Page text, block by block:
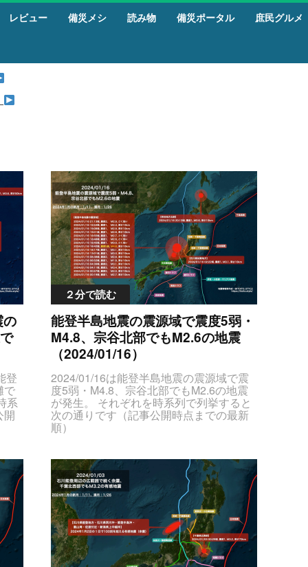
レビュー 備災メシ 読み物 備災ポータル 庶民グルメ
登
で
系
開
２分で読む
能登半島地震の震源域で震度5弱・
M4.8、宗谷北部でもM2.6の地震
（2024/01/16）
2024/01/16は能登半島地震の震源域で震度5弱・M4.8、宗谷北部でもM2.6の地震が発生。 それぞれを時系列で列挙すると次の通りです（記事公開時点までの最新順）JTNDc3R5bGUlM0V0YWJsZS50YWJsZS1lcWRhdGFzJTIwdGglN0J0ZXh0LWFsaWduJTNBY2VudGVyJTNCJTdELmNlbnRlclBvaW50JTdCdGV4dC1hbGlnbiUzQWxlZnQlM0IlN0QlM0MlMkZzdHlsZSUzRSUzQ3RhYmxlJTIwY2xhc3MlM0QlMjJ0YWJsZSUyMHRhYmxlLWVxZGF0YXMlMjIlMjBzdHlsZSUzRCUyMnRleHQtYWxpZ24lM0FjZW50ZXIlM0IlMjIlM0UlM0N0aGVhZCUzRSUzQ3RyJTIwc3R5bGUlM0QlMjJiYWNrZ3JvdW5kLWNvbG9yJTNBJTIzZGRkJTNCJTIyJTNFJTNDdGglM0UlRTclOTklQkElRTclOTQlOUYlRTYlOTclQTUlRTYlOTklODIlM0MlMkZ0aCUzRSUzQ3RoJTNFJUU5JTlDJTg3JUU2JUJBJTkwJTNDJTJGdGglM0UlM0N0aCUzRSVFOSU5QyU4NyVFNSVCQSVBNiUzQyUyRnRoJTNFJTNDdGglM0UlRTglQTYlOEYlRTYlQTglQTElM0MlMkZ0aCUzRSUzQ3RoJTNFJUU2JUI3JUIxJUUzJTgxJTk1JTNDJTJGdGglM0UlM0N0aCUzRSVFNSU4QyU5NyVFNyVCNyVBRiUyQyUyMCVFNiU5RCVCMSVFNyVCNSU4QyUzQyUyRnRoJTNFJTNDJTJGdHIlM0UlM0MlMkZ0aGVhZCUzRSUzQ3Rib2R5JTNFJTBBJTNDdHIlM0UlM0N0ZCUyMGNsYXNzJTNEJTIyZGF0ZVRpbWVPY2N1cnJlbmNlJTIyJTNFMjAyNCUyRjAxJTJGMTYlMjAyMiUzQTAyJUU5JUEwJTgzJTNDJTJGdGQlM0UlM0N0ZCUyMGNsYXNzJTNEJTIyY2VudGVyUG9pbnQlMjIlM0UlRTclOUYlQjMlRTUlQjclOUQlRTclOUMlOEMlRTglODMlQkQlRTclOTklQkIlRTUlOUMlQjAlRTYlOTYlQjklM0MlMkZ0ZCUzRSUzQ3RkJTIwY2xhc3MlM0QlMjJtYXhTZWlzbWljSW50ZW5zaXR5JTIyJTNFMiUzQyUyRnRkJTNFJTNDdGQlMjBjbGFzcyUzRCUyMm1hZ25pdHVkZSUyMiUzRU0zLjclM0MlMkZ0ZCUzRSUzQ3RkJTIwY2xhc3MlM0QlMjJkZXB0aCUyMiUzRSVFNyVCNCU4NDEwa20lM0MlMkZ0ZCUzRSUzQ3RkJTIwY2xhc3MlM0QlMjJsYXRMb25nJTIyJTNFMzcuNSUyQyUyMDEzNy4yJTNDJTJGdGQlM0UlM0MlMkZ0ciUzRSUwQSUzQ3RyJTNFJTNDdGQlMjBjbGFzcyUzRCUyMmRhdGVUaW1lT2NjdXJyZW5jZSUyMiUzRTIwMjQlMkYwMSUyRjE2JTIwMjElM0ExMyVFOSVBMCU4MyUzQyUyRnRkJTNFJTNDdGQlMjBjbGFzcyUzRCUyMmNlbnRlclBvaW50JTIyJTNFJUU3JTlGJUIzJUU1JUI3JTlEJUU3JTlDJThDJUU4JTgzJUJEJUU3JTk5JUJCJUU1JTlDJUIwJUU2JTk2JUI5JTNDJTJGdGQlM0UlM0N0ZCUyMGNsYXNzJTNEJTIybWF4U2Vpc21pY0ludGVuc2l0eSUyMiUzRTIlM0MlMkZ0ZCUzRSUzQ3RkJTIwY2xhc3MlM0QlMjJtYWduaXR1ZGUlMjIlM0VNMi45JTNDJTJGdGQlM0UlM0N0ZCUyMGNsYXNzJTNEJTIyZGVwdGglMjIlM0UlRTMlODElOTQlRTMlODElOEYlRTYlQjUlODUlRTMlODElODQlM0MlMkZ0ZCUzRSUzQ3RkJTIwY2xhc3MlM0QlMjJsYXRMb25nJTIyJTNFMzcuMiUyQyUyMDEzNi43JTNDJTJGdGQlM0UlM0MlMkZ0ciUzRSUwQSUzQ3RyJTNFJTNDdGQlMjBjbGFzcyUzRCUyMmRhdGVUaW1lT2NjdXJyZW5jZSUyMiUzRTIwMjQlMkYwMSUyRjE2JTIwMjAlM0ExMyVFOSVBMCU4MyUzQyUyRnRkJTNFJTNDdGQlMjBjbGFzcyUzRCUyMmNlbnRlclBvaW50JTIyJTNFJUU1JUFFJTk3JUU4JUIwJUI3JUU1JTlDJUIwJUU2JTk2JUI5JUU1JThDJTk3JUU5JTgzJUE4JTNDJTJGdGQlM0UlM0N0ZCUyMGNsYXNzJTNEJTIybWF4U2Vpc21pY0ludGVuc2l0eSUyMiUzRTElM0MlMkZ0ZCUzRSUzQ3RkJTIwY2xhc3MlM0QlMjJtYWduaXR1ZGUlMjIlM0VNMi42JTNDJTJGdGQlM0UlM0N0ZCUyMGNsYXNzJTNEJTIyZGVwdGglMjIlM0UlRTclQjQlODQxMGttJTNDJTJGdGQlM0UlM0N0ZCUyMGNsYXNzJTNEJTIybGF0TG9uZyUyMiUzRTQ1LjAlMkMlMjAxNDEuOCUzQyUyRnRkJTNFJTNDJTJGdHIlM0UlMEElM0N0ciUzRSUzQ3RkJTIwY2xhc3MlM0QlMjJkYXRlVGltZU9jY3VycmVuY2UlMjIlM0UyMDI0JTJGMDElMkYxNiUyMDE5JTNBNTQlRTklQTAlODMlM0MlMkZ0ZCUzRSUzQ3RkJTIwY2xhc3MlM0QlMjJjZW50ZXJQb2ludCUyMiUzRSVFNyU5RiVCMyVFNSVCNyU5RCVFNyU5QyU4QyVFOCU4MyVCRCVFNyU5OSVCQiVFNSU5QyVCMCVFNiU5NiVCOSUzQyUyRnRkJTNFJTNDdGQlMjBjbGFzcyUzRCUyMm1heFNlaXNtaWNJbnRlbnNpdHklMjIlM0UxJTNDJTJGdGQlM0UlM0N0ZCUyMGNsYXNzJTNEJTIybWFnbml0dWRlJTIyJTNFTTIuMyUzQyUyRnRkJTNFJTNDdGQlMjBjbGFzcyUzRCUyMmRlcHRoJTIyJTNFJUU3JUI0JTg0MTBrbSUzQyUyRnRkJTNFJTNDdGQlMjBjbGFzcyUzRCUyMmxhdExvbmclMjIlM0UzNy4yJTJDJTIwMTM2LjglM0MlMkZ0ZCUzRSUzQyUyRnRyJTNFJTBBJTNDdHIlM0UlM0N0ZCUyMGNsYXNzJTNEJTIyZGF0ZVRpbWVPY2N1cnJlbmNlJTIyJTNFMjAyNCUyRjAxJTJGMTYlMjAxOSUzQTA4JUU5JUEwJTgzJTNDJTJGdGQlM0UlM0N0ZCUyMGNsYXNzJTNEJTIyY2VudGVyUG9pbnQlMjIlM0UlRTglODMlQkQlRTclOTklQkIlRTUlOEQlOEElRTUlQjMlQjYlRTYlQjIlOTYlM0MlMkZ0ZCUzRSUzQ3RkJTIwY2xhc3MlM0QlMjJtYXhTZWlzbWljSW50ZW5zaXR5JTIyJTNFMSUzQyUyRnRkJTNFJTNDdGQlMjBjbGFzcyUzRCUyMm1hZ25pdHVkZSUyMiUzRU0yLjklM0MlMkZ0ZCUzRSUzQ3RkJTIwY2xhc3MlM0QlMjJkZXB0aCUyMiUzRSVFNyVCNCU4NDEwa20lM0MlMkZ0ZCUzRSUzQ3RkJTIwY2xhc3MlM0QlMjJsYXRMb25nJTIyJTNFMzcuNSUyQyUyMDEzNy4wJTNDJTJGdGQlM0UlM0MlMkZ0ciUzRSUwQSUzQ3RyJTNFJTNDdGQlMjBjbGFzcyUzRCUyMmRhdGVUaW1lT2NjdXJyZW5jZSUyMiUzRTIwMjQlMkYwMSUyRjE2JTIwMTklM0EwMSVFOSVBMCU4MyUzQyUyRnRkJTNFJTNDdGQlMjBjbGFzcyUzRCUyMmNlbnRlclBvaW50JTIyJTNFJUU3JTlGJUIzJUU1JUI3JTlEJUU3JTlDJThDJUU4JTgzJUJEJUU3JTk5JUJCJUU1JTlDJUIwJUU2JTk2JUI5JTNDJTJGdGQlM0UlM0N0ZCUyMGNsYXNzJTNEJTIybWF4U2Vpc21pY0ludGVuc2l0eSUyMiUzRTElM0MlMkZ0ZCUzRSUzQ3RkJTIwY2xhc3MlM0QlMjJtYWduaXR1ZGUlMjIlM0VNMi44JTNDJTJGdGQlM0UlM0N0ZCUyMGNsYXNzJTNEJTIyZGVwdGglMjIlM0UlRTclQjQlODQxMGttJTNDJTJGdGQlM0UlM0N0ZCUyMGNsYXNzJTNEJTIybGF0TG9uZyUyMiUzRTM3LjIlMkMlMjAxMzYuNyUzQyUyRnRkJTNFJTNDJTJGdHIlM0UlMEElM0N0ciUzRSUzQ3RkJTIwY2xhc3MlM0QlMjJkYXRlVGltZU9jY3VycmVuY2UlMjIlM0UyMDI0JTJGMDElMkYxNiUyMDE4JTNBNTAlRTklQTAlODMlM0MlMkZ0ZCUzRSUzQ3RkJTIwY2xhc3MlM0QlMjJjZW50ZXJQb2ludCUyMiUzRSVFNyU5RiVCMyVFNSVCNyU5RCVFNyU5QyU4QyVFOCU4MyVCRCVFNyU5OSVCQiVFNSU5QyVCMCVFNiU5NiVCOSUzQyUyRnRkJTNFJTNDdGQlMjBjbGFzcyUzRCUyMm1heFNlaXNtaWNJbnRlbnNpdHklMjIlM0UxJTNDJTJGdGQlM0UlM0N0ZCUyMGNsYXNzJTNEJTIybWFnbml0dWRlJTIyJTNFTTIuNyUzQyUyRnRkJTNFJTNDdGQlMjBjbGFzcyUzRCUyMmRlcHRoJTIyJTNFJUUzJTgxJTk0JUUzJTgxJThGJUU2JUI1JTg1JUUzJTgxJTg0JTNDJTJGdGQlM0UlM0N0ZCUyMGNsYXNzJTNEJTIybGF0TG9uZyUyMiUzRTM3LjElMkMlMjAxMzYuOCUzQyUyRnRkJTNFJTNDJTJGdHIlM0UlMEElM0N0ciUzRSUzQ3RkJTIwY2xhc3MlM0QlMjJkYXRlVGltZU9jY3VycmVuY2UlMjIlM0UyMDI0JTJGMDElMkYxNiUyMDE4JTNBNDglRTklQTAlODMlM0MlMkZ0ZCUzRSUzQ3RkJTIwY2xhc3MlM0QlMjJjZW50ZXJQb2ludCUyMiUzRSVFOCU4MyVCRCVFNyU5OSVCQiVFNSU4RCU4QSVFNSVCMyVCNiVFNiVCMiU5NiUzQyUyRnRkJTNFJTNDdGQlMjBjbGFzcyUzRCUyMm1heFNlaXNtaWNJbnRlbnNpdHklMjIlM0UxJTNDJTJGdGQlM0UlM0N0ZCUyMGNsYXNzJTNEJTIybWFnbml0dWRlJTIyJTNFTTIuNiUzQyUyRnRkJTNFJTNDdGQlMjBjbGFzcyUzRCUyMmRlcHRoJTIyJTNFJUUzJTgxJTk0JUUzJTgxJThGJUU2JUI1JTg1JUUzJTgxJTg0JTNDJTJGdGQlM0UlM0N0ZCUyMGNsYXNzJTNEJTIybGF0TG9uZyUyMiUzRTM3LjElMkMlMjAxMzYuNyUzQyUyRnRkJTNFJTNDJTJGdHIlM0UlMEElM0N0ciUzRSUzQ3RkJTIwY2xhc3MlM0QlMjJkYXRlVGltZU9jY3VycmVuY2UlMjIlM0UyMDI0JTJGMDElMkYxNiUyMDE4JTNBNDUlRTklQTAlODMlM0MlMkZ0ZCUzRSUzQ3RkJTIwY2xhc3MlM0QlMjJjZW50ZXJQb2ludCUyMiUzRSVFOCU4MyVCRCVFNyU5OSVCQiVFNSU4RCU4QSVFNSVCMyVCNiVFNiVCMiU5NiUzQyUyRnRkJTNFJTNDdGQlMjBjbGFzcyUzRCUyMm1heFNlaXNtaWNJbnRlbnNpdHklMjIlM0UxJTNDJTJGdGQlM0UlM0N0ZCUyMGNsYXNzJTNEJTIybWFnbml0dWRlJTIyJTNFTTMuMCUzQyUyRnRkJTNFJTNDdGQlMjBjbGFzcyUzRCUyMmRlcHRoJTIyJTNFJUUzJTgxJTk0JUUzJTgxJThGJUU2JUI1JTg1JUUzJTgxJTg0JTNDJTJGdGQlM0UlM0N0ZCUyMGNsYXNzJTNEJTIybGF0TG9uZyUyMiUzRTM3LjElMkMlMjAxMzYuNyUzQyUyRnRkJTNFJTNDJTJGdHIlM0UlMEElM0N0ciUzRSUzQ3RkJTIwY2xhc3MlM0QlMjJkYXRlVGltZU9jY3VycmVuY2UlMjIlM0UyMDI0JTJGMDElMkYxNiUyMDE4JTNBNDIlRTklQTAlODMlM0MlMkZ0ZCUzRSUzQ3RkJTIwY2xhc3MlM0QlMjJjZW50ZXJQb2ludCUyMiUzRSVFNyU5RiVCMyVFNSVCNyU5RCVFNyU5QyU4QyVFOCU4MyVCRCVFNyU5OSVCQiVFNSU5QyVCMCVFNiU5NiVCOSUzQyUyRnRkJTNFJTNDdGQlMjBjbGFzcyUzRCUyMm1heFNlaXNtaWNJbnRlbnNpdHklMjIlM0UlM0NzcGFuJTIwc3R5bGUlM0QlMjJjb2xvciUzQSUyM2YwMCUzQiUyMiUzRTUlRTUlQkMlQjElM0MlMkZzcGFuJTNFJTNDJTJGdGQlM0UlM0N0ZCUyMGNsYXNzJTNEJTIybWFnbml0dWRlJTIyJTNFJTNDc3BhbiUyMHN0eWxlJTNEJTIyY29sb3IlM0ElMjNmZjc4MDAlM0IlMjIlM0VNNC44JTNDJTJGc3BhbiUzRSUzQyUyRnRkJTNFJTNDdGQlMjBjbGFzcyUzRCUyMmRlcHRoJTIyJTNFJUU3JUI0JTg0MTBrbSUzQyUyRnRkJTNFJTNDdGQlMjBjbGFzcyUzRCUyMmxhdExvbmclMjIlM0UzNy4yJTJDJTIwMTM2LjclM0MlMkZ0ZCUzRSUzQyUyRnRyJTNFJTBBJTNDdHIlM0UlM0N0ZCUyMGNsYXNzJTNEJTIyZGF0ZVRpbWVPY2N1cnJlbmNlJTIyJTNFMjAyNCUyRjAxJTJGMTYlMjAxOCUzQTE3JUU5JUEwJTgzJTNDJTJGdGQlM0UlM0N0ZCUyMGNsYXNzJTNEJTIyY2VudGVyUG9pbnQlMjIlM0UlRTclOUYlQjMlRTUlQjclOUQlRTclOUMlOEMlRTglODMlQkQlRTclOTklQkIlRTUlOUMlQjAlRTYlOTYlQjklM0MlMkZ0ZCUzRSUzQ3RkJTIwY2xhc3MlM0QlMjJtYXhTZWlzbWljSW50ZW5zaXR5JTIyJTNFMSUzQyUyRnRkJTNFJTNDdGQlMjBjbGFzcyUzRCUyMm1hZ25pdHVkZSUyMiUzRU0zLjElM0MlMkZ0ZCUzRSUzQ3RkJTIwY2xhc3MlM0QlMjJkZXB0aCUyMiUzRSVFNyVCNCU4NDEwa20lM0MlMkZ0ZCUzRSUzQ3RkJTIwY2xhc3MlM0QlMjJsYXRMb25nJTIyJTNFMzcuMiUyQyUyMDEzNi43JTNDJTJGdGQlM0UlM0MlMkZ0ciUzRSUwQSUzQ3RyJTNFJTNDdGQlMjBjbGFzcyUzRCUyMmRhdGVUaW1lT2NjdXJyZW5jZSUyMiUzRTIwMjQlMkYwMSUyRjE2JTIwMTMlM0EwMSVFOSVBMCU4MyUzQyUyRnRkJTNFJTNDdGQlMjBjbGFzcyUzRCUyMmNlbnRlclBvaW50JTIyJTNFJUU1JUFGJThDJUU1JUIxJUIxJUU2JUI5JUJFJTNDJTJGdGQlM0UlM0N0ZCUyMGNsYXNzJTNEJTIybWF4U2Vpc21pY0ludGVuc2l0eSUyMiUzRTElM0MlMkZ0ZCUzRSUzQ3RkJTIwY2xhc3MlM0QlMjJtYWduaXR1ZGUlMjIlM0VNMy4wJTNDJTJGdGQlM0UlM0N0ZCUyMGNsYXNzJTNEJTIyZGVwdGglMjIlM0UlRTclQjQlODQxMGttJTNDJTJGdGQlM0UlM0N0ZCUyMGNsYXNzJTNEJTIybGF0TG9uZyUyMiUzRTM3LjQlMkMlMjAxMzcuMyUzQyUyRnRkJTNFJTNDJTJGdHIlM0UlMEElM0N0ciUzRSUzQ3RkJTIwY2xhc3MlM0QlMjJkYXRlVGltZU9jY3VycmVuY2UlMjIlM0UyMDI0JTJGMDElMkYxNiUyMDA4JTNBMzglRTklQTAlODMlM0MlMkZ0ZCUzRSUzQ3RkJTIwY2xhc3MlM0QlMjJjZW50ZXJQb2ludCUyMiUzRSVFNyU5RiVCMyVFNSVCNyU5RCVFNyU5QyU4QyVFOCU4MyVCRCVFNyU5OSVCQiVFNSU5QyVCMCVFNiU5NiVCOSUzQyUyRnRkJTNFJTNDdGQlMjBjbGFzcyUzRCUyMm1heFNlaXNtaWNJbnRlbnNpdHklMjIlM0UyJTNDJTJGdGQlM0UlM0N0ZCUyMGNsYXNzJTNEJTIybWFnbml0dWRlJTIyJTNFTTIuOCUzQyUyRnRkJTNFJTNDdGQlMjBjbGFzcyUzRCUyMmRlcHRoJTIyJTNFJUU3JUI0JTg0MTBrbSUzQyUyRnRkJTNFJTNDdGQlMjBjbGFzcyUzRCUyMmxhdExvbmclMjIlM0UzNy4yJTJDJTIwMTM2LjclM0MlMkZ0ZCUzRSUzQyUyRnRyJTNFJTBBJTNDdHIlM0UlM0N0ZCUyMGNsYXNzJTNEJTIyZGF0ZVRpbWVPY2N1cnJlbmNlJTIyJTNFMjAyNCUyRjAxJTJGMTYlMjAwNiUzQTUyJUU5JUEwJTgzJTNDJTJGdGQlM0UlM0N0ZCUyMGNsYXNzJTNEJTIyY2VudGVyUG9pbnQlMjIlM0UlRTglODMlQkQlRTclOTklQkIlRTUlOEQlOEElRTUlQjMlQjYlRTYlQjIlOTYlM0MlMkZ0ZCUzRSUzQ3RkJTIwY2xhc3MlM0QlMjJtYXhTZWlzbWljSW50ZW5zaXR5JTIyJTNFMSUzQyUyRnRkJTNFJTNDdGQlMjBjbGFzcyUzRCUyMm1hZ25pdHVkZSUyMiUzRU0xLjglM0MlMkZ0ZCUzRSUzQ3RkJTIwY2xhc3MlM0QlMjJkZXB0aCUyMiUzRSVFNyVCNCU4NDEwa20lM0MlMkZ0ZCUzRSUzQ3RkJTIwY2xhc3MlM0QlMjJsYXRMb25nJTIyJTNFMzcuMiUyQyUyMDEzNi42JTNDJTJGdGQlM0UlM0MlMkZ0ciUzRSUwQSUzQ3RyJTNFJTNDdGQlMjBjbGFzcyUzRCUyMmRhdGVUaW1lT2NjdXJyZW5jZSUyMiUzRTIwMjQlMkYwMSUyRjE2JTIwMDQlM0EzOSVFOSVBMCU4MyUzQyUyRnRkJTNFJTNDdGQlMjBjbGFzcyUzRCUyMmNlbnRlclBvaW50JTIyJTNFJUU3JTlGJUIzJUU1JUI3JTlEJUU3JTlDJThDJUU4JTgzJUJEJUU3JTk5JUJCJUU1JTlDJUIwJUU2JTk2JUI5JTNDJTJGdGQlM0UlM0N0ZCUyMGNsYXNzJTNEJTIybWF4U2Vpc21pY0ludGVuc2l0eSUyMiUzRTIlM0MlMkZ0ZCUzRSUzQ3RkJTIwY2xhc3MlM0QlMjJtYWduaXR1ZGUlMjIlM0VNMy4xJTNDJTJGdGQlM0UlM0N0ZCUyMGNsYXNzJTNEJTIyZGVwdGglMjIlM0UlRTclQjQlODQxMGttJTNDJTJGdGQlM0UlM0N0ZCUyMGNsYXNzJTNEJTIybGF0TG9uZyUyMiUzRTM3LjQlMkMlMjAxMzcuMCUzQyUyRnRkJTNFJTNDJTJGdHIlM0UlMEElM0N0ciUzRSUzQ3RkJTIwY2xhc3MlM0QlMjJkYXRlVGltZU9jY3VycmVuY2UlMjIlM0UyMDI0JTJGMDElMkYxNiUyMDA0JTNBMTElRTklQTAlODMlM0MlMkZ0ZCUzRSUzQ3RkJTIwY2xhc3MlM0QlMjJjZW50ZXJQb2ludCUyMiUzRSVFNyU5RiVCMyVFNSVCNyU5RCVFNyU5QyU4QyVFOCU4MyVCRCVFNyU5OSVCQiVFNSU5QyVCMCVFNiU5NiVCOSUzQyUyRnRkJTNFJTNDdGQlMjB